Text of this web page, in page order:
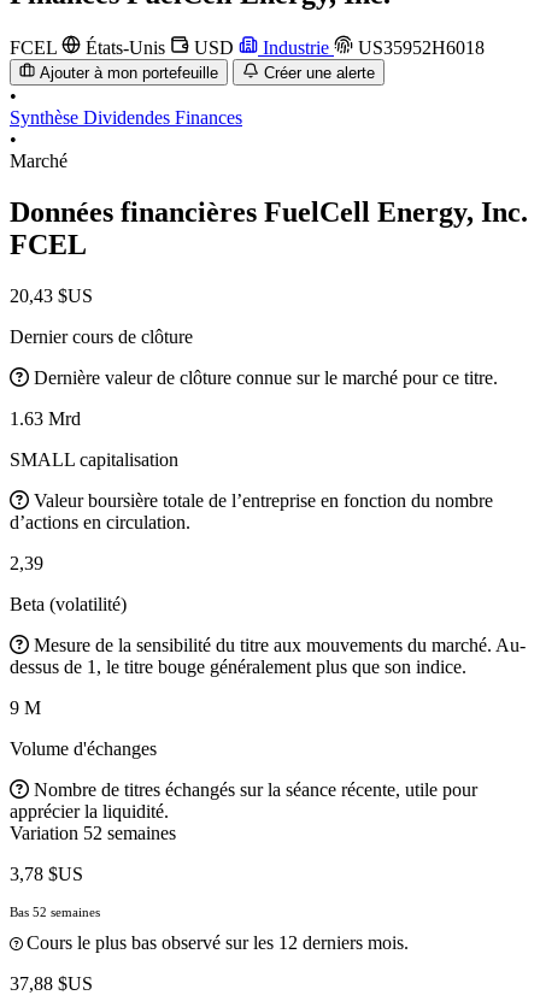
FCEL États-Unis USD Industrie US35952H6018
Ajouter à mon portefeuille Créer une alerte
•
Synthèse Dividendes Finances
•
Marché
Données financières FuelCell Energy, Inc.
FCEL
20,43 $US
Dernier cours de clôture
Dernière valeur de clôture connue sur le marché pour ce titre.
1.63 Mrd
SMALL capitalisation
Valeur boursière totale de l’entreprise en fonction du nombre
d’actions en circulation.
2,39
Beta (volatilité)
Mesure de la sensibilité du titre aux mouvements du marché. Au-
dessus de 1, le titre bouge généralement plus que son indice.
9 M
Volume d'échanges
Nombre de titres échangés sur la séance récente, utile pour
apprécier la liquidité.
Variation 52 semaines
3,78 $US
Bas 52 semaines
Cours le plus bas observé sur les 12 derniers mois.
37,88 $US